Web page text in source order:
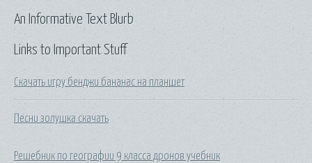
Links to Important Stuff
Скачать игру бенджи бананас на планшет
Песни золушка скачать
Решебник по географии 9 класса дронов учебник
An Informative Text Blurb